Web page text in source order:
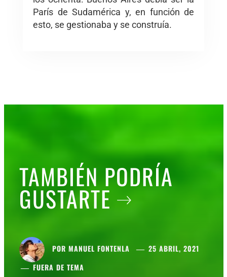
París de Sudamérica y, en función de
esto, se gestionaba y se construía.
TAMBIÉN PODRÍA
GUSTARTE
POR MANUEL FONTENLA
25 ABRIL, 2021
FUERA DE TEMA